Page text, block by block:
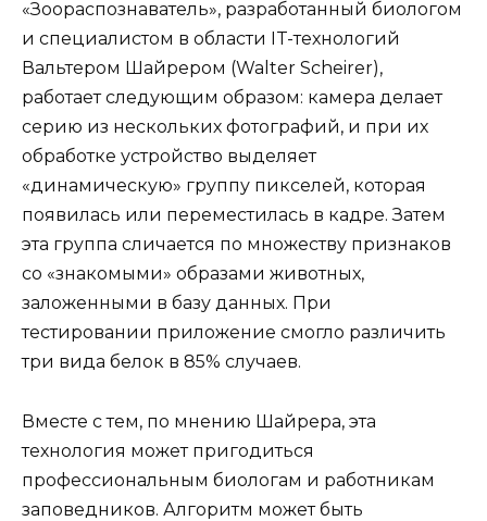
«Зоораспознаватель», разработанный биологом
и специалистом в области IT-технологий
Вальтером Шайрером (Walter Scheirer),
работает следующим образом: камера делает
серию из нескольких фотографий, и при их
обработке устройство выделяет
«динамическую» группу пикселей, которая
появилась или переместилась в кадре. Затем
эта группа сличается по множеству признаков
со «знакомыми» образами животных,
заложенными в базу данных. При
тестировании приложение смогло различить
три вида белок в 85% случаев.
Вместе с тем, по мнению Шайрера, эта
технология может пригодиться
профессиональным биологам и работникам
заповедников. Алгоритм может быть